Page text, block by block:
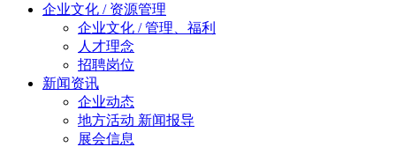
企业文化 / 资源管理
企业文化 / 管理、福利
人才理念
招聘岗位
新闻资讯
企业动态
地方活动 新闻报导
展会信息